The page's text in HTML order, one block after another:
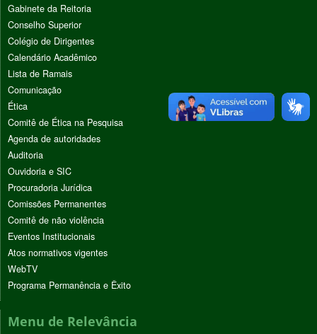
Gabinete da Reitoria
Conselho Superior
Colégio de Dirigentes
Calendário Acadêmico
Lista de Ramais
Comunicação
Ética
Comitê de Ética na Pesquisa
Agenda de autoridades
Auditoria
Ouvidoria e SIC
Procuradoria Jurídica
Comissões Permanentes
Comitê de não violência
Eventos Institucionais
Atos normativos vigentes
WebTV
Programa Permanência e Êxito
Menu de Relevância